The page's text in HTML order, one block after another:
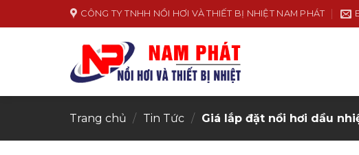
to
CÔNG TY TNHH NỒI HƠI VÀ THIẾT BỊ NHIỆT NAM PHÁT
Trang chủ / Tin Tức / Giá lắp đặt nồi hơi dầu